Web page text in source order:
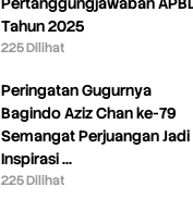
Tahun 2025
225 Dilihat
Peringatan Gugurnya
Bagindo Aziz Chan ke-79
Semangat Perjuangan Jadi
Inspirasi …
225 Dilihat